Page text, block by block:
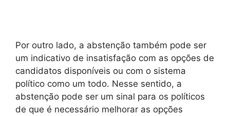
Por outro lado, a abstenção também pode ser
um indicativo de insatisfação com as opções de
candidatos disponíveis ou com o sistema
político como um todo. Nesse sentido, a
abstenção pode ser um sinal para os políticos
de que é necessário melhorar as opções